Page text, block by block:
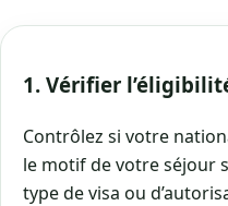
1. Vérifier
Contrôlez si votre
le motif de votre séjour
type de visa ou